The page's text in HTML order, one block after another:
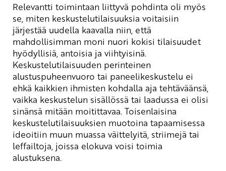
Relevantti toimintaan liittyvä pohdinta oli myös
se, miten keskustelutilaisuuksia voitaisiin
järjestää uudella kaavalla niin, että
mahdollisimman moni nuori kokisi tilaisuudet
hyödyllisiä, antoisia ja viihtyisinä.
Keskustelutilaisuuden perinteinen
alustuspuheenvuoro tai paneelikeskustelu ei
ehkä kaikkien ihmisten kohdalla aja tehtäväänsä,
vaikka keskustelun sisällössä tai laadussa ei olisi
sinänsä mitään moitittavaa. Toisenlaisina
keskustelutilaisuuksien muotoina tapaamisessa
ideoitiin muun muassa väittelyitä, striimejä tai
leffailtoja, joissa elokuva voisi toimia
alustuksena.